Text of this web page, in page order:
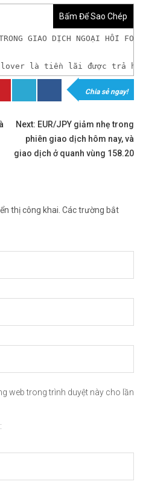
Bấm Để Sao Chép
GIAO DỊCH NGOẠI HỐI
Rollover là tiền lãi được
chungkhoanforex.com/
𝐭ạ𝐢 𝐜á𝐜 𝐬à𝐧 𝐭ố𝐭 𝐧𝐡ấ𝐭 𝐭𝐡ế
𝘴à𝘯 𝘧𝘰𝘳𝘦𝘹 𝘌𝘹𝘯𝘦𝘴𝘴 𝘜𝘺 𝘛í𝘯 𝘷à
𝘉𝘪𝘯𝘢𝘯𝘤𝘦 𝘯ổ𝘪 𝘵𝘪ế𝘯𝘨 𝘯𝘩ấ𝘵
hieu-ve-
Chia sẻ ngay!
Next: EUR/JPY giảm nhẹ trong
phiên giao dịch hôm nay, và
giao dịch ở quanh vùng 158.20
thị công khai. Các trường bắt
web trong trình duyệt này cho lần